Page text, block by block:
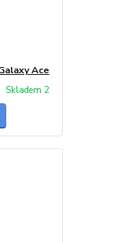
Ace
Skladem 2